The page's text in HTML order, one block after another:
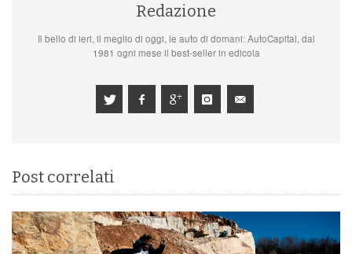
Redazione
Il bello di ieri, il meglio di oggi, le auto di domani: AutoCapital, dal
1981 ogni mese il best-seller in edicola
Post correlati